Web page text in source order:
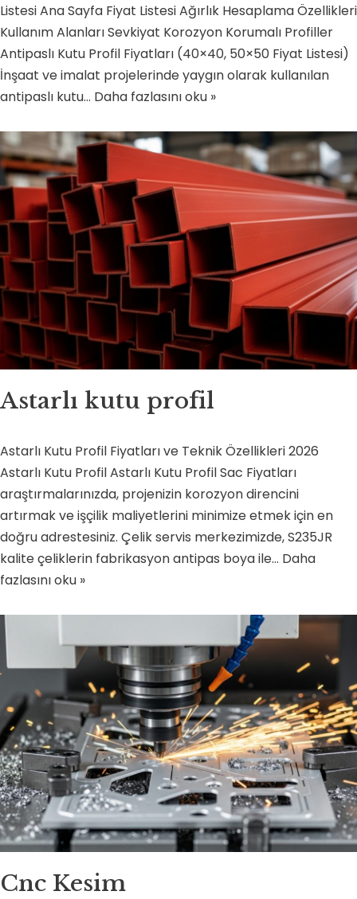
Listesi Ana Sayfa Fiyat Listesi Ağırlık Hesaplama Özellikleri
Kullanım Alanları Sevkiyat Korozyon Korumalı Profiller
Antipaslı Kutu Profil Fiyatları (40×40, 50×50 Fiyat Listesi)
İnşaat ve imalat projelerinde yaygın olarak kullanılan
antipaslı kutu… Daha fazlasını oku »
Astarlı kutu profil
Astarlı Kutu Profil Fiyatları ve Teknik Özellikleri 2026
Astarlı Kutu Profil Astarlı Kutu Profil Sac Fiyatları
araştırmalarınızda, projenizin korozyon direncini
artırmak ve işçilik maliyetlerini minimize etmek için en
doğru adrestesiniz. Çelik servis merkezimizde, S235JR
kalite çeliklerin fabrikasyon antipas boya ile… Daha
fazlasını oku »
Cnc Kesim